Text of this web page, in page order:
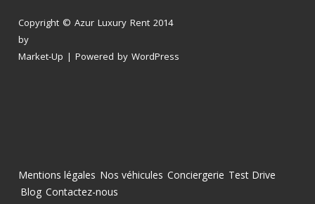
Copyright © Azur Luxury Rent 2014
by
Market-Up | Powered by WordPress
Mentions légales Nos véhicules Conciergerie Test Drive
Blog Contactez-nous